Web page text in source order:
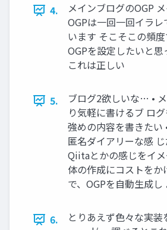
4.
メインブログのOGP
OGPは一回一回イラレ
います そこそこの頻
OGPを設定したいと思
これは正しい
5.
ブログ2欲しいな… •
り気軽に書けるブ ロ
強めの内容を書きたい
匿名ダイアリーな感
Qiitaとかの感じをイメ
体の作成にコストをか
で、OGPを自動生成し
6.
とりあえず色々な実装